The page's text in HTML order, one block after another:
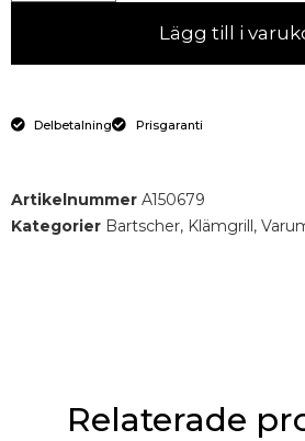
Lägg till i
Delbetalning Prisgaranti
Artikelnummer A150679
Kategorier Bartscher, Klämgrill,
Relaterade